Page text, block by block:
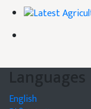
Languages
English